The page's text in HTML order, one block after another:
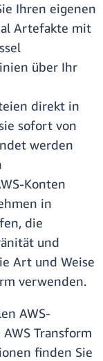
Ihren eigenen
Artefakte mit
über Ihr
direkt in
sofort von
werden
Konten
in
die
und
Art und Weise
verwenden.
AWS-
Transform
finden Sie